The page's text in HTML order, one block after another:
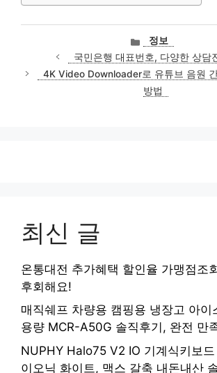
카
테
고
리
정보
국민은행 대표번호, 다양한 상담
4K Video Downloader로 유튜브 음원
방법
최신 글
온통대전 추가혜택 할인율 가맹점조
후회해요!
매직쉐프 차량용 캠핑용 냉장고 아이
용량 MCR-A50G 솔직후기, 완전 만
NUPHY Halo75 V2 IO 기계식키보
이오닉 화이트, 맥스 갈축 내돈내산